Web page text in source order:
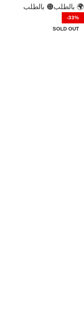
🌍 بالطلب🟠 بالطلب
-33%
SOLD OUT